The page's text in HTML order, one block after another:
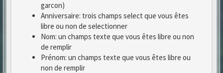
garcon)
Anniversaire: trois champs select que vous êtes
libre ou non de selectionner
Nom: un champs texte que vous êtes libre ou non
de remplir
Prénom: un champs texte que vous êtes libre ou
non de remplir